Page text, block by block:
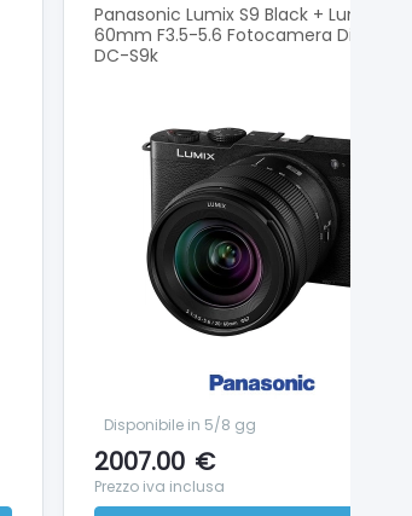
Panasonic Lumix S9 Black + Lumix 20-
60mm F3.5-5.6 Fotocamera Digitale
DC-S9k
Disponibile in 5/8 gg
2007.00 €
Prezzo iva inclusa